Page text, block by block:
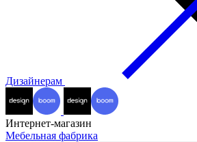
Дизайнерам
Интернет-магазин
Мебельная фабрика